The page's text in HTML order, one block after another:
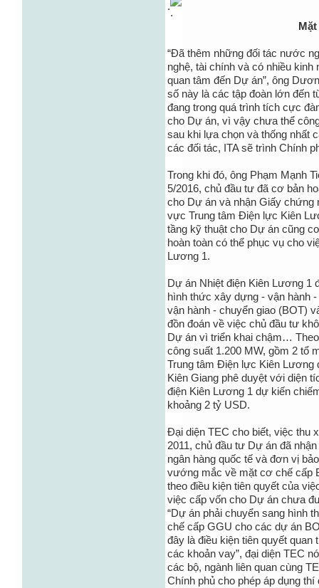
.
“Đã thêm những đối tác nước
nghệ, tài chính và có nhiều kinh
quan tâm đến Dự án”, ông
số này là các tập đoàn lớn đến
đang trong quá trình tích cực
cho Dự án, vì vậy chưa thể
sau khi lựa chọn và thống nhất
các đối tác, ITA sẽ trình Chính
Trong khi đó, ông Phạm Mạnh
5/2016, chủ đầu tư đã cơ bản
cho Dự án và nhận Giấy chứng
vực Trung tâm Điện lực Kiên
tầng kỹ thuật cho Dự án cũng
hoàn toàn có thể phục vụ cho
Lương 1.
Dự án Nhiệt điện Kiên Lương 1
hình thức xây dựng - vận hành
vận hành - chuyển giao (BOT)
đồn đoán về việc chủ đầu tư
Dự án vì triển khai chậm…
công suất 1.200 MW, gồm 2 tổ
Trung tâm Điện lực Kiên
Kiên Giang phê duyệt với diện
điện Kiên Lương 1 dự kiến
khoảng 2 tỷ USD.
Đại diện TEC cho biết, việc thu
2011, chủ đầu tư Dự án đã
ngân hàng quốc tế và đơn vị
vướng mắc về mặt cơ chế cấp
theo điều kiện tiên quyết của
việc cấp vốn cho Dự án chưa
“Dự án phải chuyển sang hình
chế cấp GGU cho các dự án
đây là điều kiện tiên quyết quan
các khoản vay”, đại diện TEC
các bộ, ngành liên quan cùng
Chính phủ cho phép áp dụng